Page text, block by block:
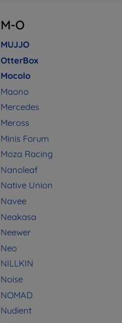
M-O
MUJJO
OtterBox
Mocolo
Maono
Mercedes
Meross
Minis Forum
Moza Racing
Nanoleaf
Native Union
Navee
Neakasa
Neewer
Neo
NILLKIN
Noise
NOMAD
Nudient